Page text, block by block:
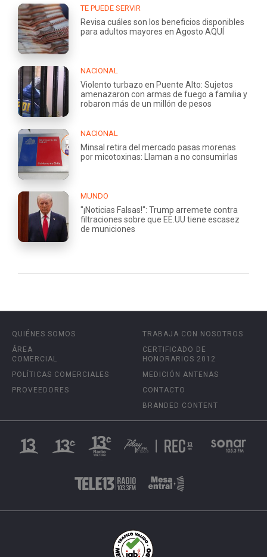
TE PUEDE SERVIR
Revisa cuáles son los beneficios disponibles
para adultos mayores en Agosto AQUÍ
NACIONAL
Violento turbazo en Puente Alto: Sujetos
amenazaron con armas de fuego a familia y
robaron más de un millón de pesos
NACIONAL
Minsal retira del mercado pasas morenas
por micotoxinas: Llaman a no consumirlas
MUNDO
"¡Noticias Falsas!": Trump arremete contra
filtraciones sobre que EE.UU tiene escasez
de municiones
QUIÉNES SOMOS
ÁREA
COMERCIAL
POLÍTICAS COMERCIALES
PROVEEDORES
TRABAJA CON NOSOTROS
CERTIFICADO DE
HONORARIOS 2012
MEDICIÓN ANTENAS
CONTACTO
BRANDED CONTENT